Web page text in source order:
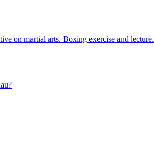
on martial arts. Boxing exercise and lecture.